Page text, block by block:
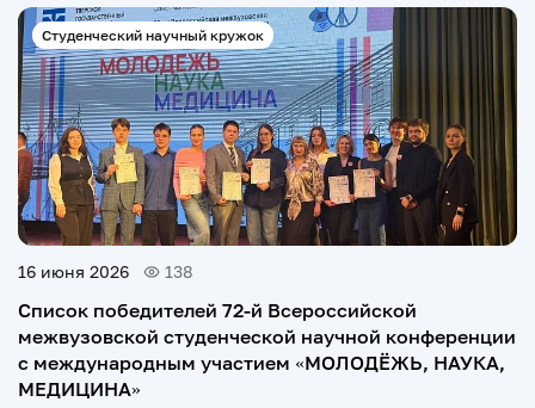
Студенческий научный кружок
16 июня 2026 138
Список победителей 72-й Всероссийской
межвузовской студенческой научной конференции
с международным участием «МОЛОДЁЖЬ, НАУКА,
МЕДИЦИНА»